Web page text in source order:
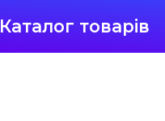
Каталог товарів